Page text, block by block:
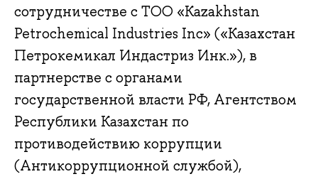
сотрудничестве с ТОО «Kazakhstan
Petrochemical Industries Inc» («Казахстан
Петрокемикал Индастриз Инк.»), в
партнерстве с органами
государственной власти РФ, Агентством
Республики Казахстан по
противодействию коррупции
(Антикоррупционной службой),